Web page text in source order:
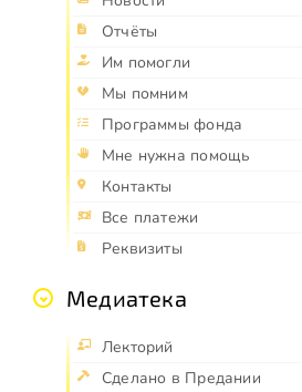
Отчёты
Им помогли
Мы помним
Программы фонда
Мне нужна помощь
Контакты
Все платежи
Реквизиты
Медиатека
Лекторий
Сделано в Предании